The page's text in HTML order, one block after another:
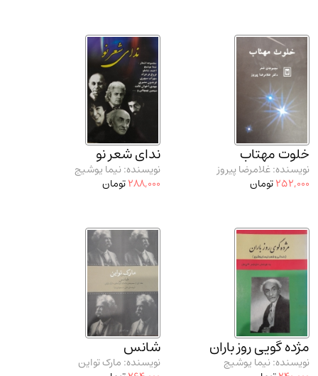
خلوت مهتاب
نویسنده: غلامرضا پیروز
252,000تومان
ندای شعر نو
نویسنده: نیما یوشیج
288,000تومان
مژده گویی روز باران
نویسنده: نیما یوشیج
شانس
نویسنده: مارک تواین